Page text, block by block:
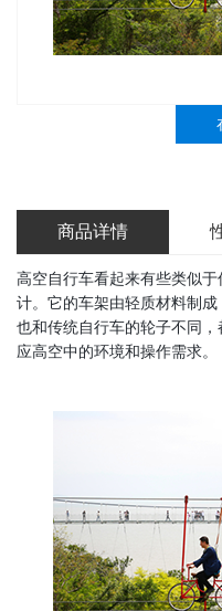
商品详情
高空自行车看起来有些类似
计。它的车架由轻质材料制
也和传统自行车的轮子不同
应高空中的环境和操作需求。